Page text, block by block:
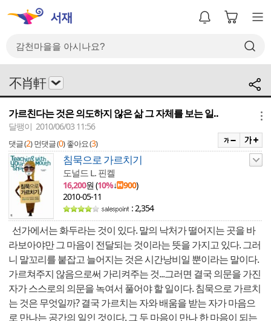
不肖軒
가르친다는 것은 의도하지 않은 삶 그 자체를 보는 일..
달팽이 2010/06/03 11:56
댓글 (2) 먼댓글 (0) 좋아요 (3)
침묵으로 가르치기
도널드 L. 핀켈
16,200원 (10%↓ 900)
2010-05-11
: 2,354
선가에서는 화두라는 것이 있다. 말의 낙처가 떨어지는 곳을 바
라보아야만 그 마음이 전달되는 것이라는 뜻을 가지고 있다. 그러
니 말꼬리를 붙잡고 늘어지는 것은 시간낭비일 뿐이라는 말이다.
가르쳐주지 않음으로써 가리켜주는 것...그러면 결국 의문을 가진
자가 스스로의 의문을 녹여서 풀어야 할 일이다. 침묵으로 가르치
는 것은 무엇일까? 결국 가르치는 자와 배움을 받는 자가 마음으
로 만나는 공간의 일인 것이다. 그 두 마음이 만나 한 마음이 되는